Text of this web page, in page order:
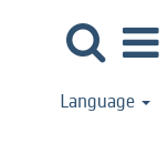
Language